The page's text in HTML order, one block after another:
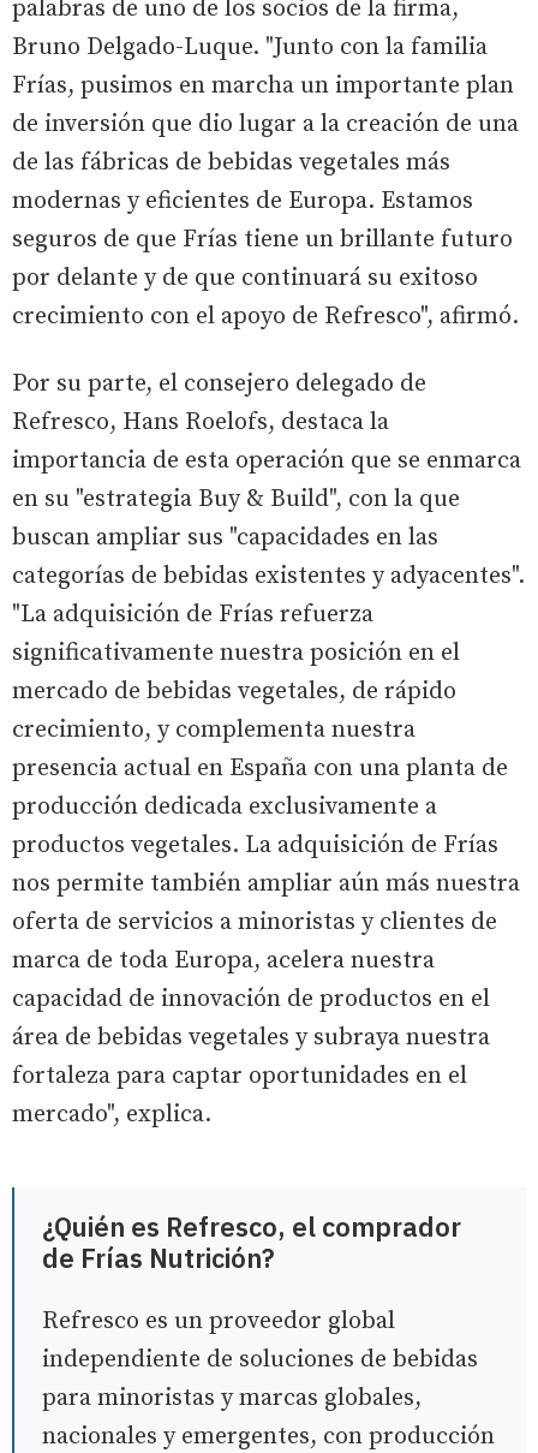
palabras de uno de los socios de la firma,
Bruno Delgado-Luque. "Junto con la familia
Frías, pusimos en marcha un importante plan
de inversión que dio lugar a la creación de una
de las fábricas de bebidas vegetales más
modernas y eficientes de Europa. Estamos
seguros de que Frías tiene un brillante futuro
por delante y de que continuará su exitoso
crecimiento con el apoyo de Refresco", afirmó.
Por su parte, el consejero delegado de
Refresco, Hans Roelofs, destaca la
importancia de esta operación que se enmarca
en su "estrategia Buy & Build", con la que
buscan ampliar sus "capacidades en las
categorías de bebidas existentes y adyacentes".
"La adquisición de Frías refuerza
significativamente nuestra posición en el
mercado de bebidas vegetales, de rápido
crecimiento, y complementa nuestra
presencia actual en España con una planta de
producción dedicada exclusivamente a
productos vegetales. La adquisición de Frías
nos permite también ampliar aún más nuestra
oferta de servicios a minoristas y clientes de
marca de toda Europa, acelera nuestra
capacidad de innovación de productos en el
área de bebidas vegetales y subraya nuestra
fortaleza para captar oportunidades en el
mercado", explica.
¿Quién es Refresco, el comprador
de Frías Nutrición?
Refresco es un proveedor global
independiente de soluciones de bebidas
para minoristas y marcas globales,
nacionales y emergentes, con producción